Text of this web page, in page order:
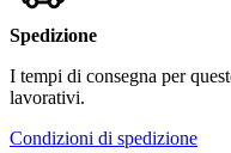
Spedizione
I tempi di consegna per
lavorativi.
Condizioni di spedizione